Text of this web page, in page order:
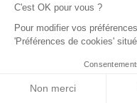
C'est OK pour vous ?
Pour modifier vos
'Préférences de cookies'
Non merci
13 Rue des